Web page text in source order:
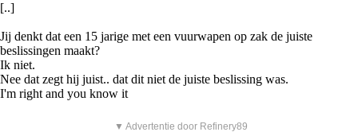
[..]
Jij denkt dat een 15 jarige met een vuurwapen op zak de juiste
beslissingen maakt?
Ik niet.
Nee dat zegt hij juist.. dat dit niet de juiste beslissing was.
I'm right and you know it
▼ Advertentie door Refinery89